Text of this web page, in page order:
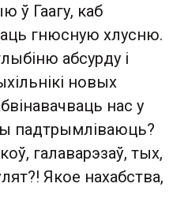
ў Гаагу, каб
гнюсную хлусню.
абсурду і
новых
нас у
падтрымліваюць?
галаварэзаў, тых,
Якое нахабства,